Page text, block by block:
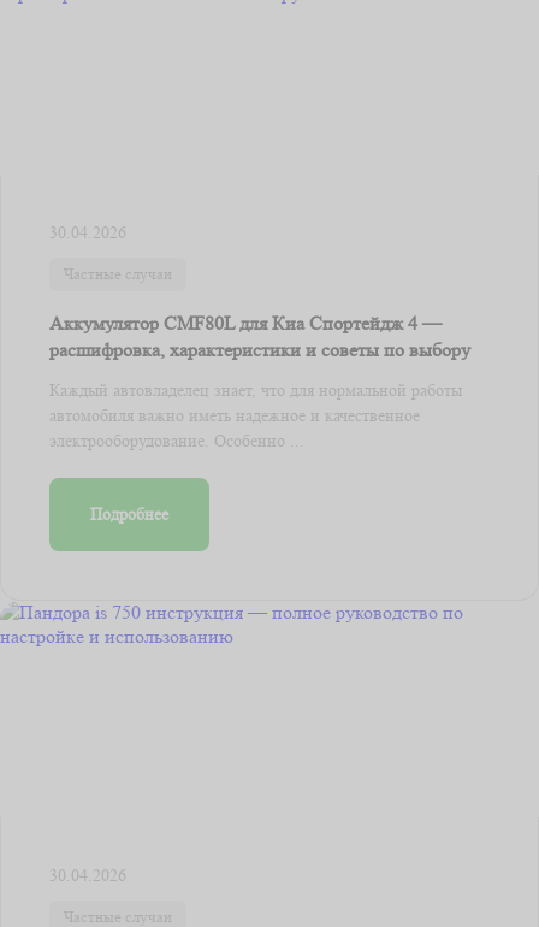
30.04.2026
Частные случаи
Аккумулятор CМF80L для Киа Спортейдж 4 —
расшифровка, характеристики и советы по выбору
Каждый автовладелец знает, что для нормальной работы
автомобиля важно иметь надежное и качественное
электрооборудование. Особенно ...
Подробнее
30.04.2026
Частные случаи